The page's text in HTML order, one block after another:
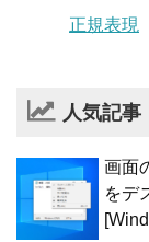
正規表現
人気記事
画面
をデ